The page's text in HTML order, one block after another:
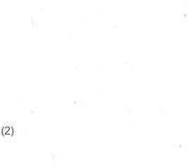
(2)